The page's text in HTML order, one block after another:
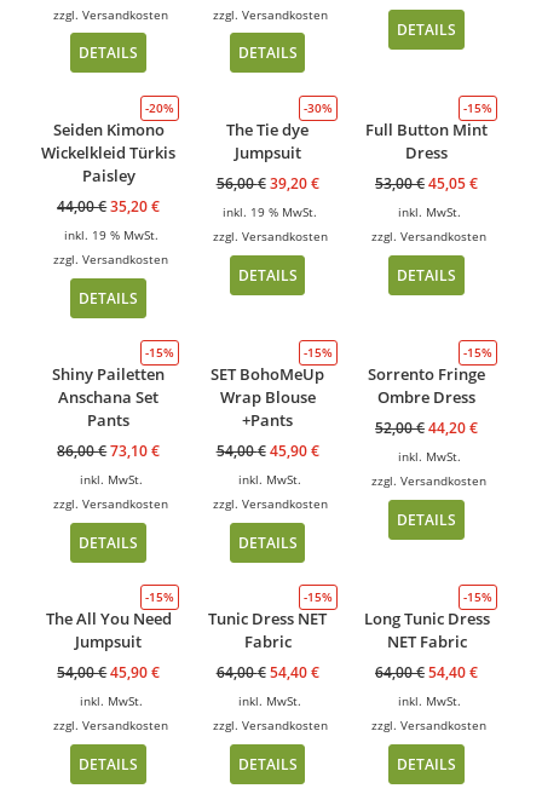
zzgl.Versandkosten
DETAILS
zzgl. Versandkosten
DETAILS
DETAILS
-20%
Seiden Kimono
Wickelkleid Türkis
Paisley
44,00€35,20€
inkl. 19 % MwSt.
zzgl.Versandkosten
DETAILS
-30%
The Tie dye
Jumpsuit
56,00€ 39,20€
inkl. 19 % MwSt.
zzgl. Versandkosten
DETAILS
-15%
Full Button Mint
Dress
53,00€45,05€
inkl. MwSt.
zzgl.Versandkosten
DETAILS
-15%
Shiny Pailetten
Anschana Set
Pants
86,00€73,10€
inkl. MwSt.
zzgl.Versandkosten
DETAILS
-15%
SET BohoMeUp
Wrap Blouse
+Pants
54,00€ 45,90€
inkl. MwSt.
zzgl. Versandkosten
DETAILS
-15%
Sorrento Fringe
Ombre Dress
52,00€44,20€
inkl. MwSt.
zzgl.Versandkosten
DETAILS
-15%
The All You Need
Jumpsuit
54,00€45,90€
inkl. MwSt.
zzgl.Versandkosten
DETAILS
-15%
Tunic Dress NET
Fabric
64,00€ 54,40€
inkl. MwSt.
zzgl. Versandkosten
DETAILS
-15%
Long Tunic Dress
NET Fabric
64,00€54,40€
inkl. MwSt.
zzgl.Versandkosten
DETAILS